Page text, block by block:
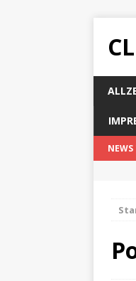
NEWS